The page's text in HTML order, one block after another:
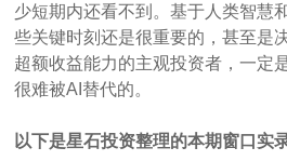
少短期内还看不到。基于人类智慧
些关键时刻还是很重要的，甚至是
超额收益能力的主观投资者，一定
很难被AI替代的。
以下是星石投资整理的本期窗口实